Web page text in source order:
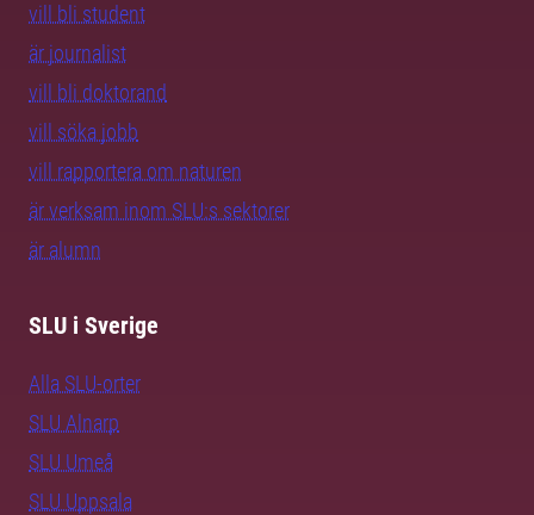
vill bli student
är journalist
vill bli doktorand
vill söka jobb
vill rapportera om naturen
är verksam inom SLU:s sektorer
är alumn
SLU i Sverige
Alla SLU-orter
SLU Alnarp
SLU Umeå
SLU Uppsala